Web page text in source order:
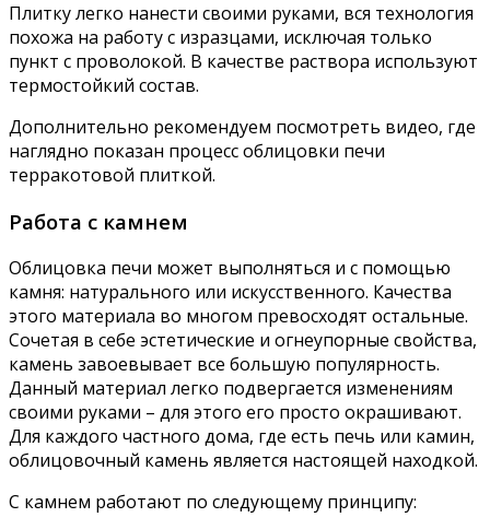
Плитку легко нанести своими руками, вся технология
похожа на работу с изразцами, исключая только
пункт с проволокой. В качестве раствора используют
термостойкий состав.
Дополнительно рекомендуем посмотреть видео, где
наглядно показан процесс облицовки печи
терракотовой плиткой.
Работа с камнем
Облицовка печи может выполняться и с помощью
камня: натурального или искусственного. Качества
этого материала во многом превосходят остальные.
Сочетая в себе эстетические и огнеупорные свойства,
камень завоевывает все большую популярность.
Данный материал легко подвергается изменениям
своими руками – для этого его просто окрашивают.
Для каждого частного дома, где есть печь или камин,
облицовочный камень является настоящей находкой.
С камнем работают по следующему принципу: